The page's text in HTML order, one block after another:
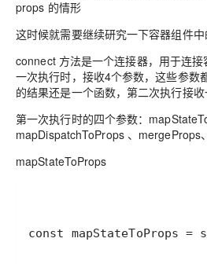
props 的情形
这时候就需要继续研究一下容器组件
connect 方法是一个连接器，用于连
一次执行时，接收4个参数，这些参数
的结果还是一个函数，第二次执行接
第一次执行时的四个参数：
mapDispatchToProps 、mergeProps
mapStateToProps
const mapStateToProps